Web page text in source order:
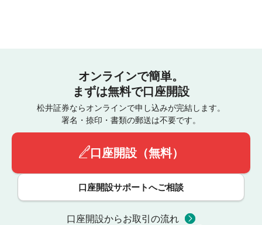
オンラインで簡単。
まずは無料で口座開設
松井証券ならオンラインで申し込みが完結します。
署名・捺印・書類の郵送は不要です。
口座開設（無料）
口座開設サポートへご相談
口座開設からお取引の流れ